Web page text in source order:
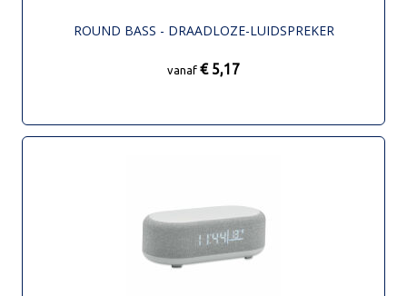
ROUND BASS - DRAADLOZE-LUIDSPREKER
vanaf € 5,17